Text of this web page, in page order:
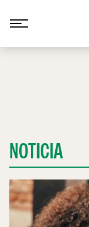
NOTICIA